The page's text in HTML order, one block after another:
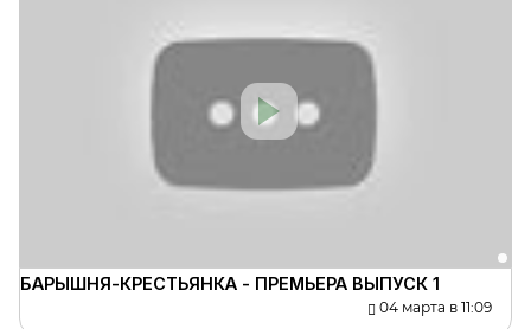
БАРЫШНЯ-КРЕСТЬЯНКА - ПРЕМЬЕРА ВЫПУСК 1
04 марта в 11:09